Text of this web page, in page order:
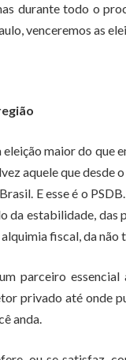
durante todo o
venceremos as
maior do que
aquele que desde
E esse é o
estabilidade, das
fiscal, da não
parceiro
privado até onde
anda.